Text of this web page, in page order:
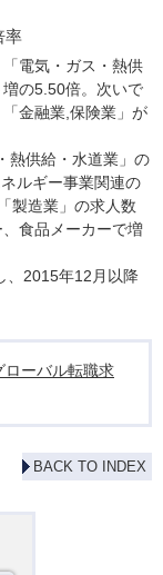
電気・ガス・熱供
の5.50倍。次いで
金融業,保険業」が
熱供給・水道業」の
ルギー事業関連の
製造業」の求人数
食品メーカーで増
、2015年12月以降
ーバル転職求
BACK TO INDEX